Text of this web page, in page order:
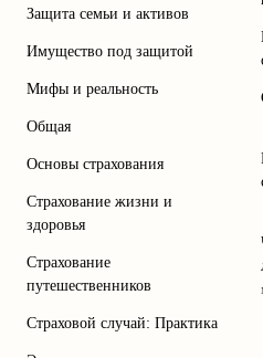
Защита семьи и активов
Имущество под защитой
Мифы и реальность
Общая
Основы страхования
Страхование жизни и
здоровья
Страхование
путешественников
Страховой случай: Практика